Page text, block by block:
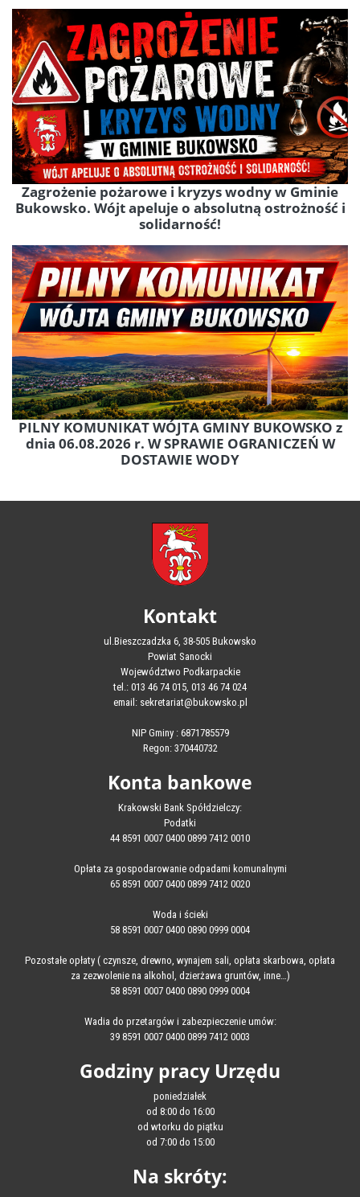
Zagrożenie pożarowe i kryzys wodny w Gminie
Bukowsko. Wójt apeluje o absolutną ostrożność i
solidarność!
PILNY KOMUNIKAT WÓJTA GMINY BUKOWSKO z
dnia 06.08.2026 r. W SPRAWIE OGRANICZEŃ W
DOSTAWIE WODY
Kontakt
ul.Bieszczadzka 6, 38-505 Bukowsko
Powiat Sanocki
Województwo Podkarpackie
tel.: 013 46 74 015, 013 46 74 024
email: sekretariat@bukowsko.pl
NIP Gminy : 6871785579
Regon: 370440732
Konta bankowe
Krakowski Bank Spółdzielczy:
Podatki
44 8591 0007 0400 0899 7412 0010
Opłata za gospodarowanie odpadami komunalnymi
65 8591 0007 0400 0899 7412 0020
Woda i ścieki
58 8591 0007 0400 0890 0999 0004
Pozostałe opłaty ( czynsze, drewno, wynajem sali, opłata skarbowa, opłata
za zezwolenie na alkohol, dzierżawa gruntów, inne…)
58 8591 0007 0400 0890 0999 0004
Wadia do przetargów i zabezpieczenie umów:
39 8591 0007 0400 0899 7412 0003
Godziny pracy Urzędu
poniedziałek
od 8:00 do 16:00
od wtorku do piątku
od 7:00 do 15:00
Na skróty: